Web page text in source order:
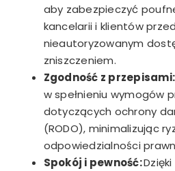
aby zabezpieczyć
kancelarii i klientów przed
nieautoryzowanym
zniszczeniem.
Zgodność z przepisami:
w spełnieniu wymogów
dotyczących ochrony
(RODO), minimalizując
odpowiedzialności
Spokój i pewność: